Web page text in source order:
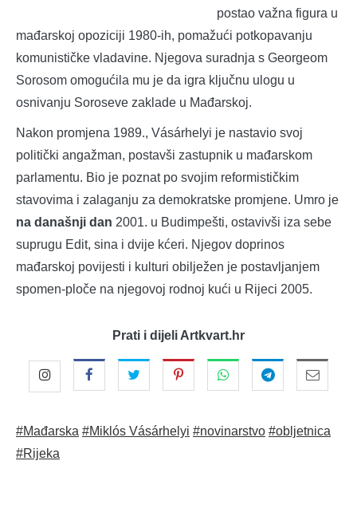
postao važna figura u
mađarskoj opoziciji 1980-ih, pomažući potkopavanju
komunističke vladavine. Njegova suradnja s Georgeom
Sorosom omogućila mu je da igra ključnu ulogu u
osnivanju Soroseve zaklade u Mađarskoj.
Nakon promjena 1989., Vásárhelyi je nastavio svoj
politički angažman, postavši zastupnik u mađarskom
parlamentu. Bio je poznat po svojim reformističkim
stavovima i zalaganju za demokratske promjene. Umro je
na današnji dan 2001. u Budimpešti, ostavivši iza sebe
suprugu Edit, sina i dvije kćeri. Njegov doprinos
mađarskoj povijesti i kulturi obilježen je postavljanjem
spomen-ploče na njegovoj rodnoj kući u Rijeci 2005.
Prati i dijeli Artkvart.hr
#Mađarska #Miklós Vásárhelyi #novinarstvo #obljetnica
#Rijeka